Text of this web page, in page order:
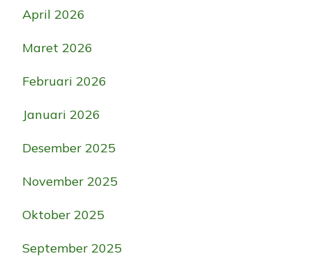
April 2026
Maret 2026
Februari 2026
Januari 2026
Desember 2025
November 2025
Oktober 2025
September 2025